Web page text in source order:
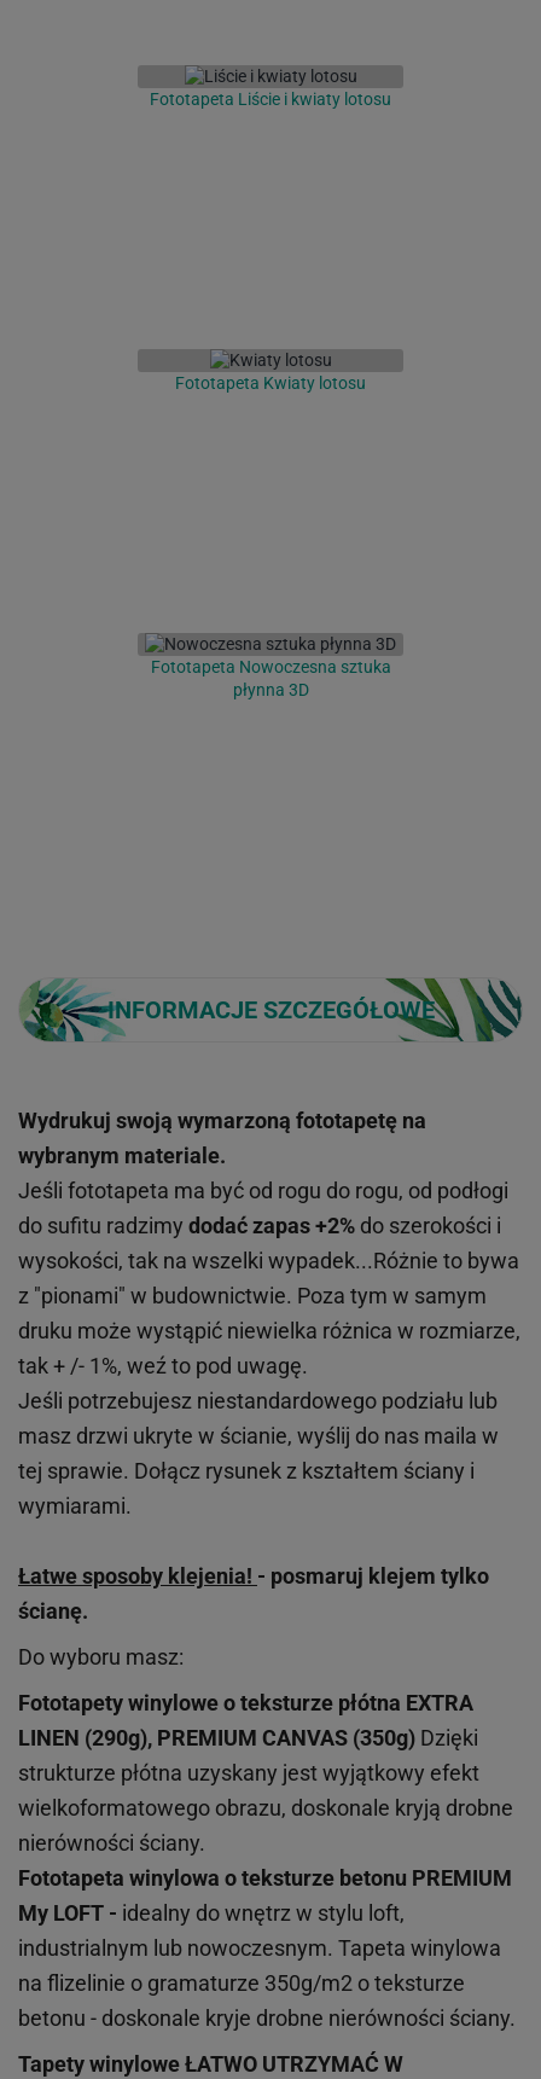
Fototapeta Liście i kwiaty lotosu
Fototapeta Kwiaty lotosu
Fototapeta Nowoczesna sztuka
płynna 3D
INFORMACJE SZCZEGÓŁOWE
Wydrukuj swoją wymarzoną fototapetę na
wybranym materiale.
Jeśli fototapeta ma być od rogu do rogu, od podłogi
do sufitu radzimy dodać zapas +2% do szerokości i
wysokości, tak na wszelki wypadek...Różnie to bywa
z "pionami" w budownictwie. Poza tym w samym
druku może wystąpić niewielka różnica w rozmiarze,
tak + /- 1%, weź to pod uwagę.
Jeśli potrzebujesz niestandardowego podziału lub
masz drzwi ukryte w ścianie, wyślij do nas maila w
tej sprawie. Dołącz rysunek z kształtem ściany i
wymiarami.
Łatwe sposoby klejenia! - posmaruj klejem tylko
ścianę.
Do wyboru masz:
Fototapety winylowe oteksturze płótna EXTRA
LINEN (290g), PREMIUM CANVAS (350g) Dzięki
strukturze płótna uzyskany jest wyjątkowy efekt
wielkoformatowego obrazu, doskonale kryją drobne
nierówności ściany.
Fototapeta winylowa oteksturze betonu PREMIUM
My LOFT - idealny do wnętrz w stylu loft,
industrialnym lub nowoczesnym. Tapeta winylowa
na flizelinie o gramaturze 350g/m2 o teksturze
betonu - doskonale kryje drobne nierówności ściany.
Tapety winyloweŁATWO UTRZYMAĆ W